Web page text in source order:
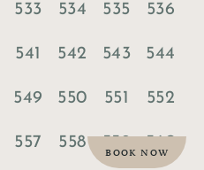
BOOK NOW
533 534 535 536
541 542 543 544
549 550 551 552
557 558